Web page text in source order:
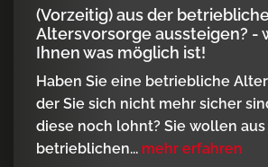
(Vorzeitig) aus der
Altersvorsorge aussteigen? -
Ihnen was möglich ist!
Haben Sie eine betriebliche
der Sie sich nicht mehr sicher
diese noch lohnt? Sie wollen
betrieblichen... mehr erfahren